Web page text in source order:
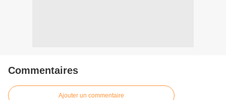
Commentaires
Ajouter un commentaire